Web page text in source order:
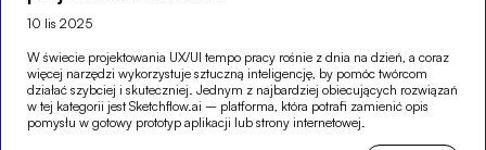
10 lis 2025
W świecie projektowania UX/UI tempo pracy rośnie z dnia na dzień, a coraz
więcej narzędzi wykorzystuje sztuczną inteligencję, by pomóc twórcom
działać szybciej i skuteczniej. Jednym z najbardziej obiecujących rozwiązań
w tej kategorii jest Sketchflow.ai – platforma, która potrafi zamienić opis
pomysłu w gotowy prototyp aplikacji lub strony internetowej.